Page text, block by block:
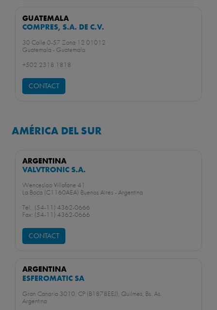
GUATEMALA
COMPRES, S.A. DE C.V.
30 Calle 0-57 Zona 12 01012
Guatemala - Guatemala
+502 2318 1818
CONTACT
AMÉRICA DEL SUR
ARGENTINA
VALVTRONIC S.A.
Wenceslao Villafane 41
La Boca (C1160AEA) Buenos Aires - Argentina
Tel.: (54-11) 4362-0666
Fax: (54-11) 4362-0666
CONTACT
ARGENTINA
ESFEROMATIC SA
Gran Canaria 3010, CP (B1878EEJ), Quilmes, Bs. As.
Argentina